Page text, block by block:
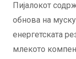
Пијалокот
обнова на
енергетската
млекото